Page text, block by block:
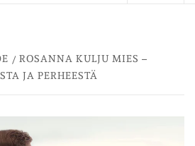
ROSANNA KULJU MIES –
JA PERHEESTÄ